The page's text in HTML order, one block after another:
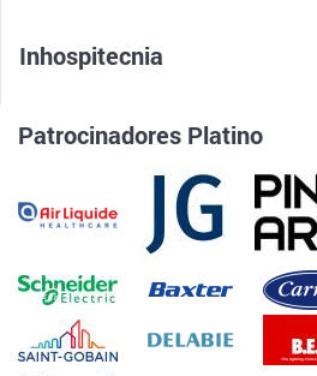
Inhospitecnia
Patrocinadores Platino